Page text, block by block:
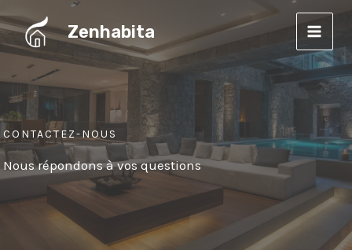
au
contenu
Zenhabita
CONTACTEZ-NOUS
Nous répondons à vos questions